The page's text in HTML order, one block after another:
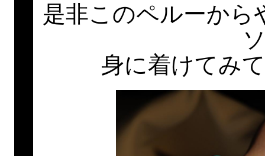
是非このペルーから
身に着けてみ